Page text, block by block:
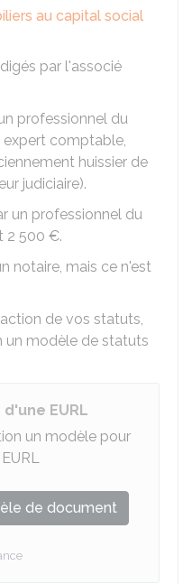
au capital social
par l'associé
professionnel du
expert comptable,
huissier de
judiciaire).
un professionnel du
2 500 €.
notaire, mais ce n'est
de vos statuts,
un modèle de statuts
EURL
un modèle pour
EURL
de document